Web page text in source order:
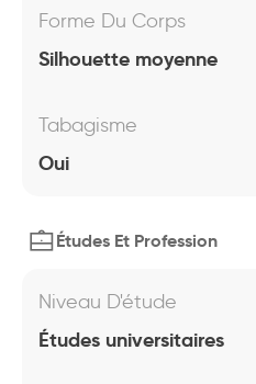
Forme Du Corps
Silhouette moyenne
Tabagisme
Oui
Études Et Profession
Niveau D'étude
Études universitaires